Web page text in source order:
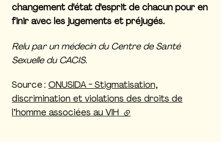
changement d'état d'esprit de chacun pour en
finir avec les jugements et préjugés.
Relu par un médecin du Centre de Santé
Sexuelle du CACIS.
Source : ONUSIDA - Stigmatisation,
discrimination et violations des droits de
l’homme associées au VIH (lien externe)